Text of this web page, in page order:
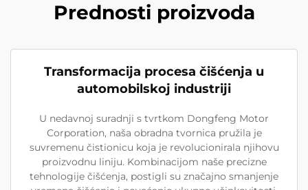
Prednosti proizvoda
Transformacija procesa čišćenja u
automobilskoj industriji
U nedavnoj suradnji s tvrtkom Dongfeng Motor
Corporation, naša obradna tvornica pružila je
suvremenu čistionicu koja je revolucionirala njihovu
proizvodnu liniju. Kombinacijom naše precizne
tehnologije čišćenja, postigli su značajno smanjenje